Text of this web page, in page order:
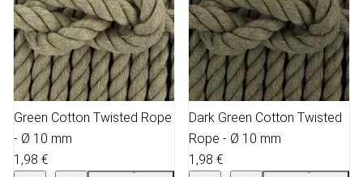
Green Cotton Twisted Rope
- Ø 10 mm
1,98 €
Dark Green Cotton Twisted
Rope - Ø 10 mm
1,98 €